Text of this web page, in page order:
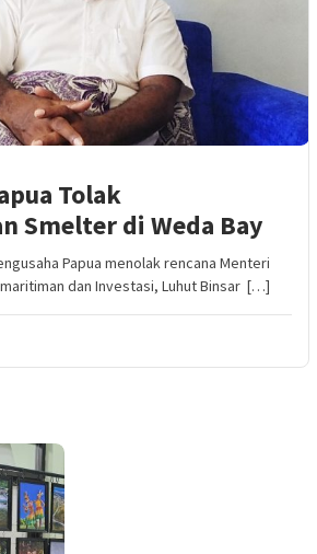
Tolak
Smelter di Weda Bay
Papua menolak rencana Menteri
dan Investasi, Luhut Binsar […]